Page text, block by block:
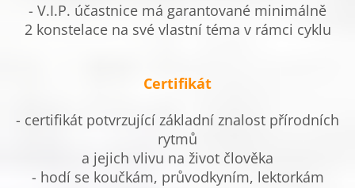
- V.I.P. účastnice má garantované minimálně
2 konstelace na své vlastní téma v rámci cyklu
Certifikát
- certifikát potvrzující základní znalost přírodních
rytmů
a jejich vlivu na život člověka
- hodí se koučkám, průvodkyním, lektorkám